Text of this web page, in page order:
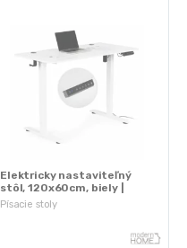
Písacie stoly
Elektricky nastaviteľný
stôl, 120x60cm, biely |
ModernHome